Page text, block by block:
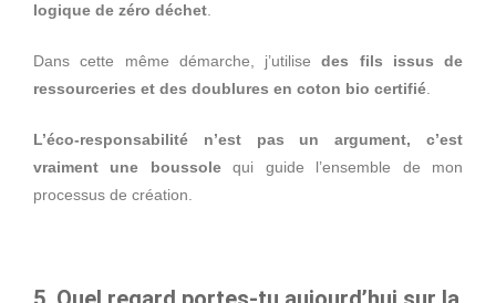
logique de zéro déchet
Dans cette même démarche, j’utilisedes fils issus de
ressourceries et des doublures en coton bio certifié
L’éco-responsabilité n’est pas un argument, c’est
vraiment une boussolequi guide l’ensemble de mon
processus de création.